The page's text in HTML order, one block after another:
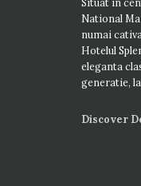
Situat in
National
numai
Hotelul
eleganta
generatie,
Discover